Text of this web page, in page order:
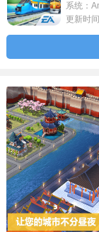
系统：
更新时